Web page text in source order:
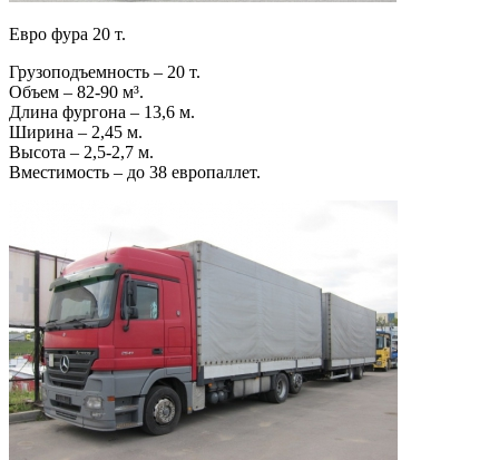
Евро фура 20 т.
Грузоподъемность – 20 т.
Объем – 82-90 м³.
Длина фургона – 13,6 м.
Ширина – 2,45 м.
Высота – 2,5-2,7 м.
Вместимость – до 38 европаллет.